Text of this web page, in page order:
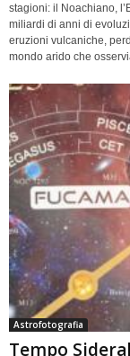
stagioni: il Noachiano,
miliardi di anni di
eruzioni vulcaniche,
mondo arido che
Astrofotografia
Tempo